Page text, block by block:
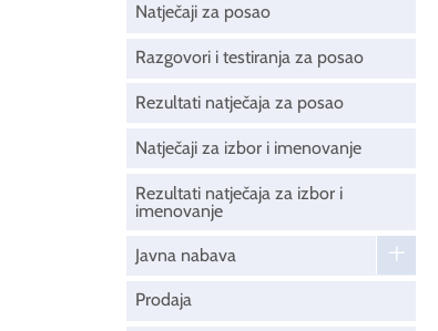
Natječaji za posao
Razgovori i testiranja za posao
Rezultati natječaja za posao
Natječaji za izbor i imenovanje
Rezultati natječaja za izbor i
imenovanje
Javna nabava
Prodaja